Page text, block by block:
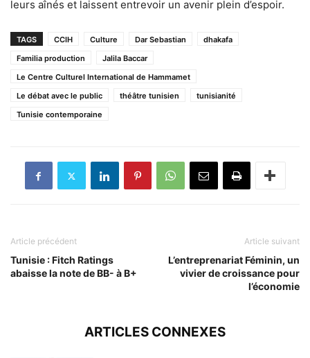
leurs aînés et laissent entrevoir un avenir plein d’espoir.
TAGS CCIH Culture Dar Sebastian
dhakafa
Familia production
Jalila Baccar
Le Centre Culturel International de Hammamet
Le débat avec le public
théâtre tunisien
tunisianité
Tunisie contemporaine
Article précédent
Tunisie : Fitch Ratings
abaisse la note de BB- à B+
Article suivant
L’entreprenariat Féminin, un
vivier de croissance pour
l’économie
ARTICLES CONNEXES